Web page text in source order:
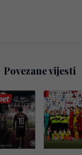
Povezane vijesti